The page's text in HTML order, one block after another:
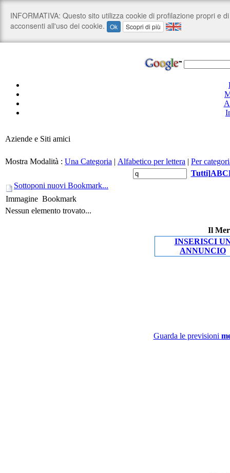
Aziende e Siti amici
Mostra Modalità : Una Categoria | Alfabetico per lettera | Per
Tutti]ABC
Sottoponi nuovi Bookmark...
Immagine Bookmark
Nessun elemento trovato...
Il
INSERISCI
ANNUNCIO
Guarda le previsioni